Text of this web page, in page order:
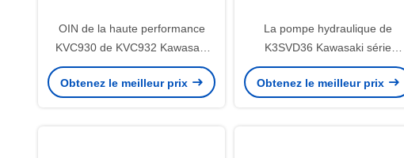
OIN de la haute performance
KVC930 de KVC932 Kawasaki
Hydraulic Pump Parts Kvc 925
Obtenez le meilleur prix
La pompe hydraulique de
K3SVD36 Kawasaki série
partie/de la guide de ressort
roulement à billes K3V
Obtenez le meilleur prix